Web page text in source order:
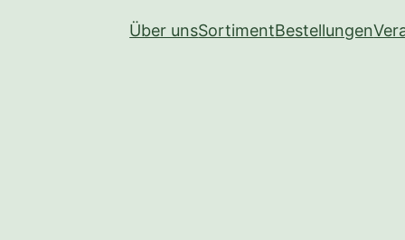
Über unsSortimentBestellungen